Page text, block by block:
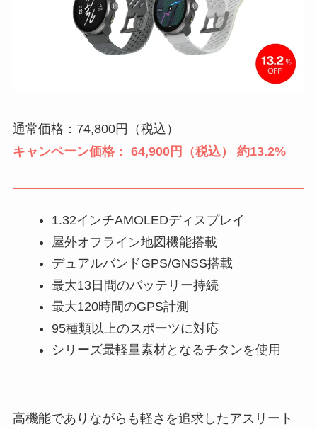
通常価格：74,800円（税込）
キャンペーン価格： 64,900円（税込） 約13.2%
1.32インチAMOLEDディスプレイ
屋外オフライン地図機能搭載
デュアルバンドGPS/GNSS搭載
最大13日間のバッテリー持続
最大120時間のGPS計測
95種類以上のスポーツに対応
シリーズ最軽量素材となるチタンを使用
高機能でありながらも軽さを追求したアスリート